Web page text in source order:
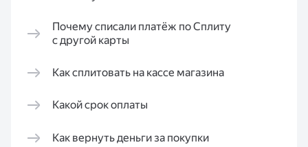
Почему списали платёж по Сплиту
с другой карты
Как сплитовать на кассе магазина
Какой срок оплаты
Как вернуть деньги за покупки